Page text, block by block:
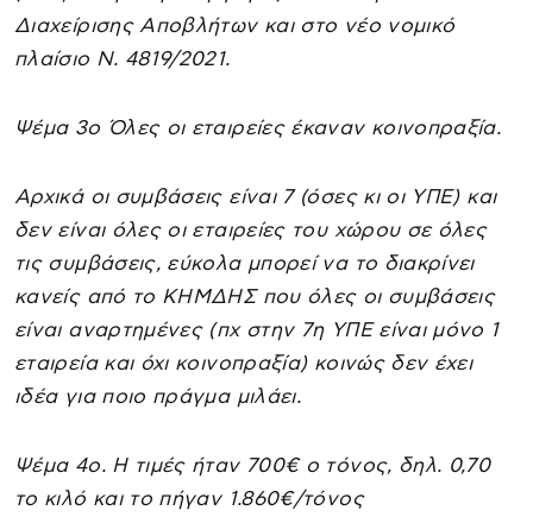
Διαχείρισης Αποβλήτων και στο νέο νομικό
πλαίσιο Ν. 4819/2021.
Ψέμα 3ο Όλες οι εταιρείες έκαναν κοινοπραξία.
Αρχικά οι συμβάσεις είναι 7 (όσες κι οι ΥΠΕ) και
δεν είναι όλες οι εταιρείες του χώρου σε όλες
τις συμβάσεις, εύκολα μπορεί να το διακρίνει
κανείς από το ΚΗΜΔΗΣ που όλες οι συμβάσεις
είναι αναρτημένες (πχ στην 7η ΥΠΕ είναι μόνο 1
εταιρεία και όχι κοινοπραξία) κοινώς δεν έχει
ιδέα για ποιο πράγμα μιλάει.
Ψέμα 4ο. Η τιμές ήταν 700€ ο τόνος, δηλ. 0,70
το κιλό και το πήγαν 1.860€/τόνος